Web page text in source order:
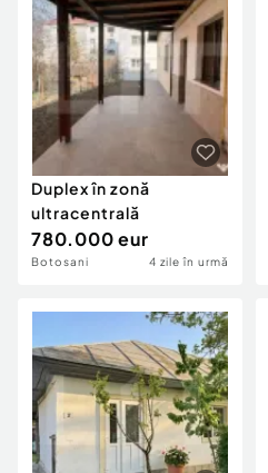
Duplex în zonă
ultracentrală
780.000 eur
Botosani 4 zile în urmă